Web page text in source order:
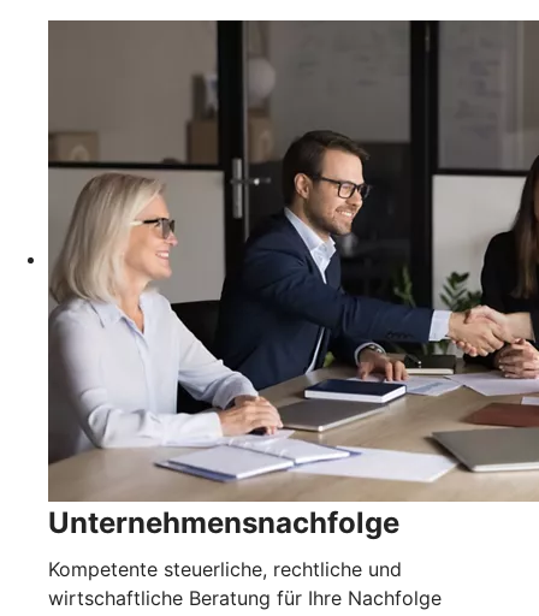
Unternehmensnachfolge
Kompetente steuerliche, rechtliche und
wirtschaftliche Beratung für Ihre Nachfolge